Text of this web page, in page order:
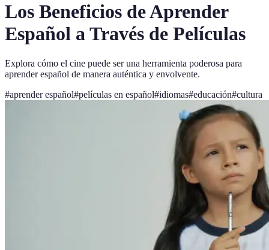
Los Beneficios de Aprender
Español a Través de Películas
Explora cómo el cine puede ser una herramienta poderosa para
aprender español de manera auténtica y envolvente.
#aprender español#películas en español#idiomas#educación#cultura